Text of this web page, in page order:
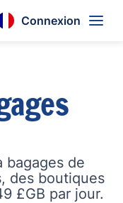
Connexion
bagages de
des boutiques
£GB par jour.